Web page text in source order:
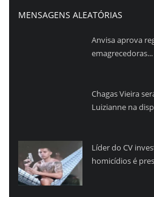
MENSAGENS ALEATÓRIAS
Anvisa aprova
emagrecedoras...
Chagas Vieira
Luizianne na
Líder do CV
homicídios é